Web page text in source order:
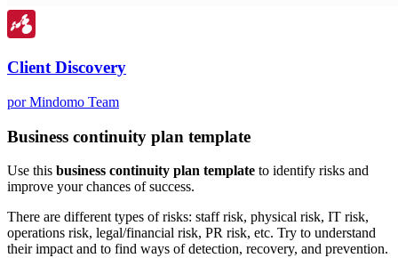
Client Discovery
por Mindomo Team
Business continuity plan template
Use this business continuity plan template to identify risks and
improve your chances of success.
There are different types of risks: staff risk, physical risk, IT risk,
operations risk, legal/financial risk, PR risk, etc. Try to understand
their impact and to find ways of detection, recovery, and prevention.